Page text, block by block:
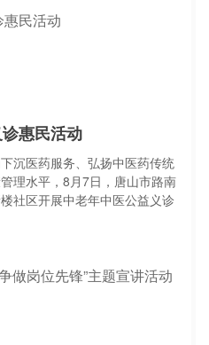
惠民活动
沉医药服务、弘扬中医药传统
理水平，8月7日，唐山市路南
社区开展中老年中医公益义诊